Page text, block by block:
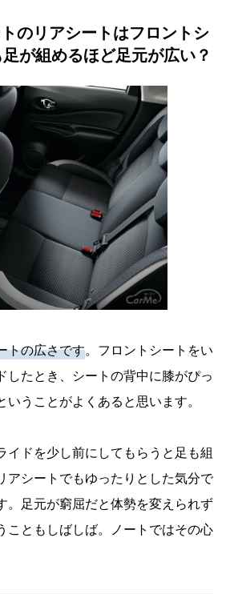
のリアシートはフロントシ
が組めるほど足元が広い？
トの広さです。フロントシートをい
したとき、シートの背中に膝がぴっ
いうことがよくあると思います。
イドを少し前にしてもらうと足も組
アシートでもゆったりとした気分で
。足元が窮屈だと体勢を変えられず
こともしばしば。ノートではその心